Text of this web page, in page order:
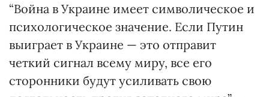
“Война в Украине имеет символическое и
психологическое значение. Если Путин
выиграет в Украине — это отправит
четкий сигнал всему миру, все его
сторонники будут усиливать свою